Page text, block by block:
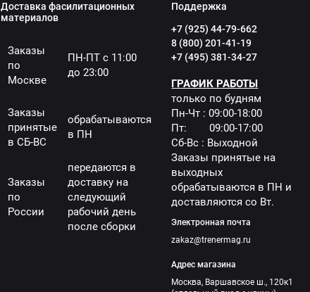
Доставка фасилитационных
материалов
Заказы
по
Москве
ПН-ПТ с 11:00
до 23:00
Заказы
принятые
в СБ-ВС
обрабатываются
в ПН
Заказы
по
России
передаются в
доставку на
следующий
рабочий день
после сборки
Поддержка
+7 (925) 44-79-662
8 (800) 201-41-19
+7 (495) 381-34-27
ГРАФИК РАБОТЫ
только по будням
Пн-Чт : 09:00-18:00
Пт: 09:00-17:00
Сб-Вс : Выходной
Заказы принятые на
выходных
обрабатываются в ПН и
доставляются со Вт.
Электронная почта
zakaz@trenermag.ru
Адрес магазина
Москва, Варшавское ш., 120к1